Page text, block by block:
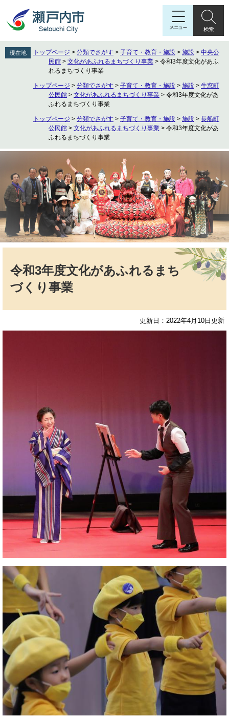
先
頭
を
飛
現在地 トップページ > 分類でさがす > 子育て・教育・施設 > 施設 > 中央公
民館 > 文化があふれるまちづくり事業 > 令和3年度文化があふ
れるまちづくり事業
トップページ > 分類でさがす > 子育て・教育・施設 > 施設 > 牛窓町
公民館 > 文化があふれるまちづくり事業 > 令和3年度文化があ
ふれるまちづくり事業
トップページ > 分類でさがす > 子育て・教育・施設 > 施設 > 長船町
公民館 > 文化があふれるまちづくり事業 > 令和3年度文化があ
ふれるまちづくり事業
令和3年度文化があふれるまち
づくり事業
更新日：2022年4月10日更新